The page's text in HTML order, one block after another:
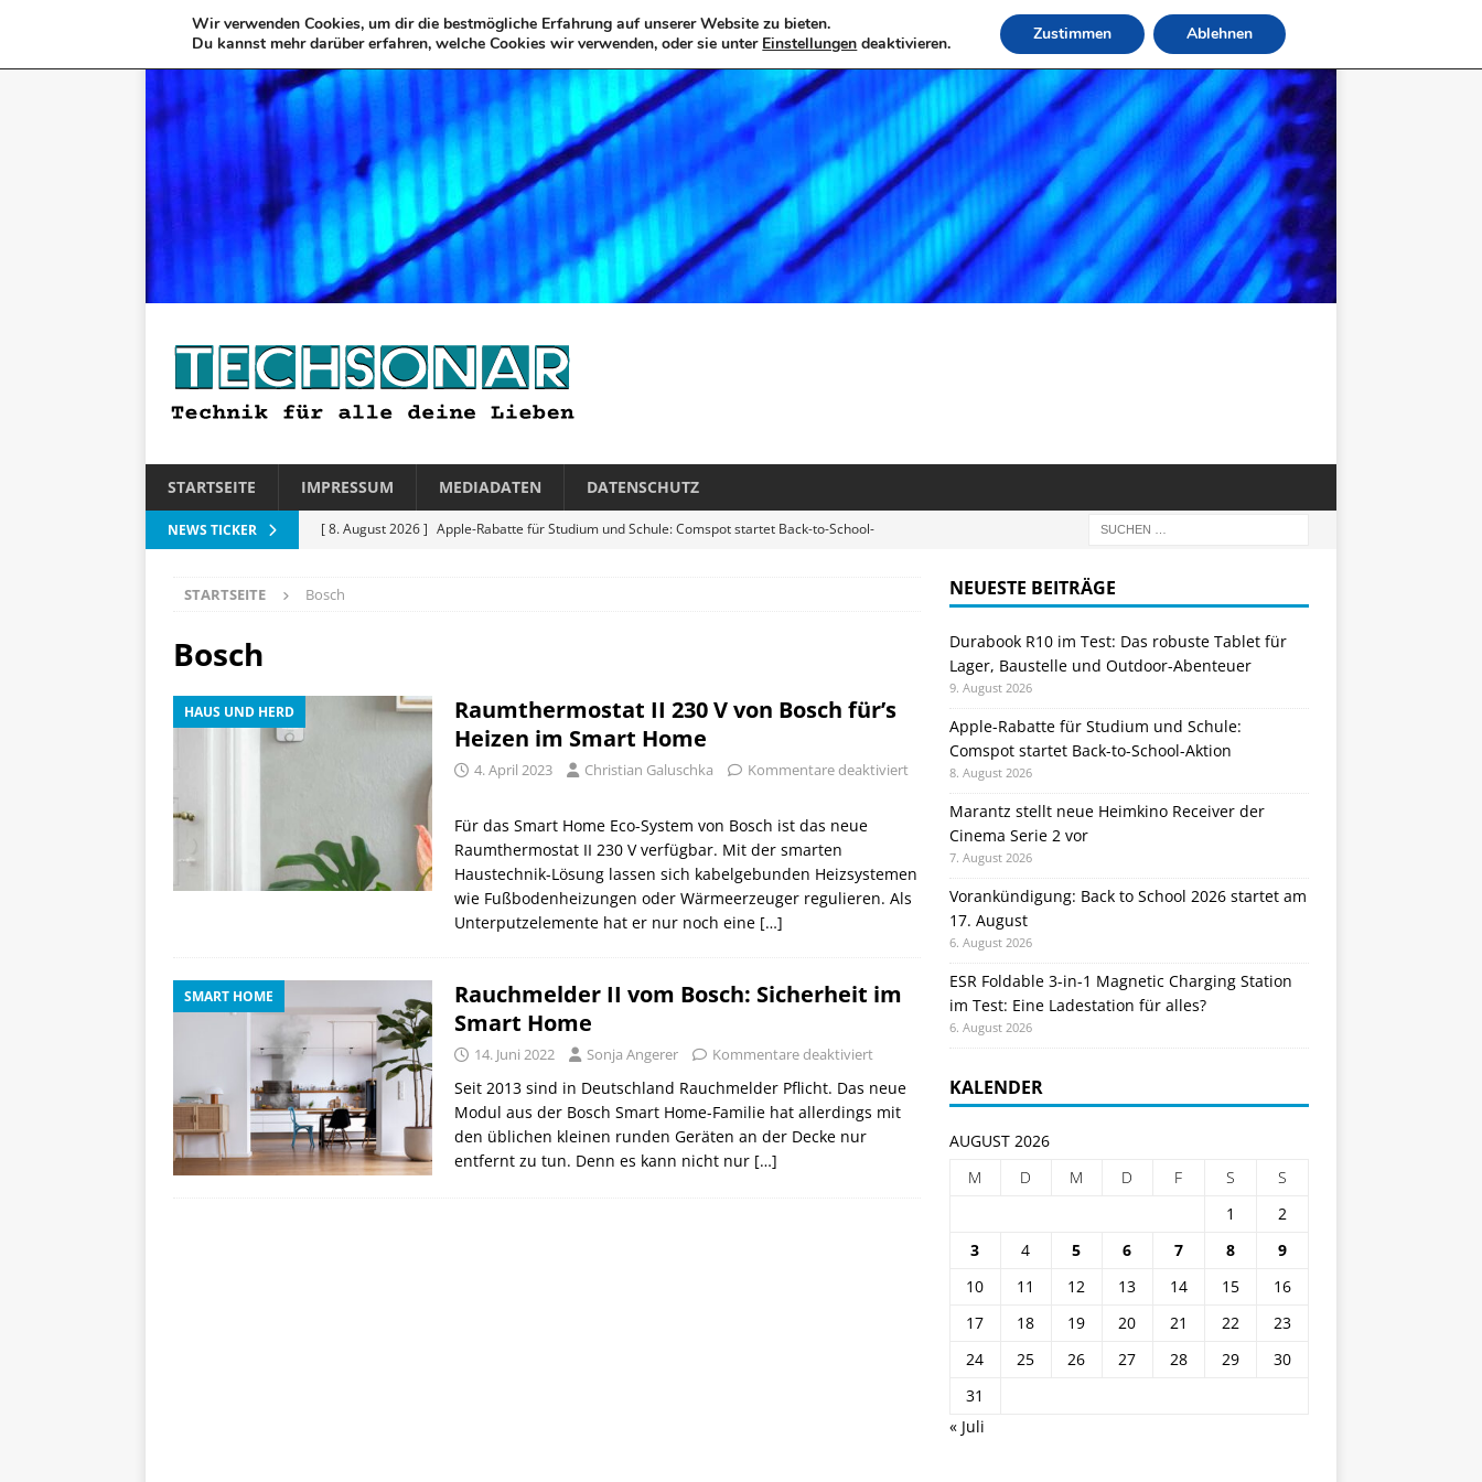
STARTSEITE IMPRESSUM MEDIADATEN DATENSCHUTZ
NEWS TICKER [ 8. August 2026 ] Apple-Rabatte für Studium und Schule: Comspot startet Back-to-School-
[ 7. August 2026 ]
APPLE
DRAUSSEN
STARTSEITE Bosch
Bosch
HAUS UND HERD
Raumthermostat II 230 V von Bosch für’s
Heizen im Smart Home
4. April 2023 Christian Galuschka Kommentare deaktiviert
Für das Smart Home Eco-System von Bosch ist das neue
Raumthermostat II 230 V verfügbar. Mit der smarten
Haustechnik-Lösung lassen sich kabelgebunden Heizsystemen
wie Fußbodenheizungen oder Wärmeerzeuger regulieren. Als
Unterputzelemente hat er nur noch eine […]
SMART HOME
Rauchmelder II vom Bosch: Sicherheit im
Smart Home
14. Juni 2022 Sonja Angerer Kommentare deaktiviert
Seit 2013 sind in Deutschland Rauchmelder Pflicht. Das neue
Modul aus der Bosch Smart Home-Familie hat allerdings mit
den üblichen kleinen runden Geräten an der Decke nur
entfernt zu tun. Denn es kann nicht nur […]
NEUESTE BEITRÄGE
Durabook R10 im Test: Das robuste Tablet für
Lager, Baustelle und Outdoor-Abenteuer
9. August 2026
Apple-Rabatte für Studium und Schule:
Comspot startet Back-to-School-Aktion
8. August 2026
Marantz stellt neue Heimkino Receiver der
Cinema Serie 2 vor
7. August 2026
Vorankündigung: Back to School 2026 startet am
17. August
6. August 2026
ESR Foldable 3-in-1 Magnetic Charging Station
im Test: Eine Ladestation für alles?
6. August 2026
KALENDER
AUGUST 2026
M
D M D F S
S
1
2
3
4 5 6 7 8
9
10
11 12 13 14 15
16
17
18 19 20 21 22
23
24
25 26 27 28 29
30
31
« Juli
Wir verwenden Cookies, um dir die bestmögliche Erfahrung auf unserer Website zu bieten.
Du kannst mehr darüber erfahren, welche Cookies wir verwenden, oder sie unter Einstellungen deaktivieren. Zustimmen Ablehnen